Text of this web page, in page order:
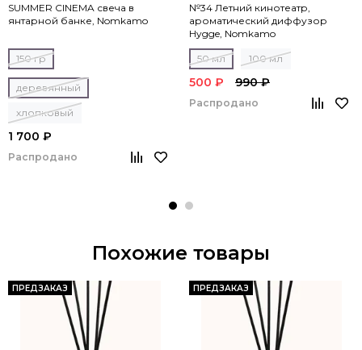
SUMMER CINEMA свеча в
янтарной банке, Nomkamo
150 гр
деревянный
хлопковый
1 700 ₽
Распродано
№34 Летний кинотеатр,
ароматический диффузор
Hygge, Nomkamo
50 мл 100 мл
500 ₽ 990 ₽
Распродано
Похожие товары
ПРЕДЗАКАЗ ПРЕДЗАКАЗ